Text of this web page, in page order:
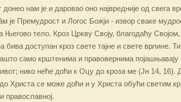
донео нам је и даровао оно највредније од свега
је Премудрост и Логос Божји - извор сваке
Његово тело. Кроз Цркву Своју, благодаћу
доступан кроз свете тајне и свете врлине.
само крштенима и правовернима
нико неће доћи к Оцу до кроза ме (Јн 14,
Христа се може доћи и у Христа обући светим
православној.